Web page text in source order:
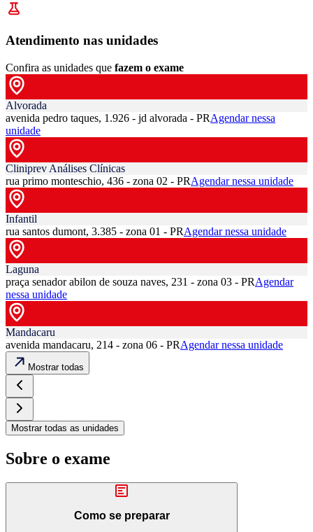
Atendimento nas unidades
Confira as unidades que fazem o exame
Alvorada
avenida pedro taques, 1.926 - jd alvorada - PRAgendar nessa
unidade
Cliniprev Análises Clínicas
rua primo monteschio, 436 - zona 02 - PRAgendar nessa unidade
Infantil
rua santos dumont, 3.385 - zona 01 - PRAgendar nessa unidade
Laguna
praça senador abilon de souza naves, 231 - zona 03 - PRAgendar
nessa unidade
Mandacaru
avenida mandacaru, 214 - zona 06 - PRAgendar nessa unidade
Mostrar todas
Mostrar todas as unidades
Sobre o exame
Como se preparar